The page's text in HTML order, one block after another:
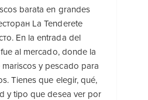
barata en grandes
La Tenderete
En la entrada del
al mercado, donde la
y pescado para
Tienes que elegir, qué,
y tipo que desea ver por